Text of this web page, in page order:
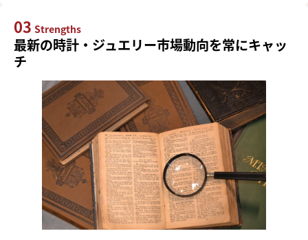
03 Strengths
最新の時計・ジュエリー市場動向を常にキャッ
チ